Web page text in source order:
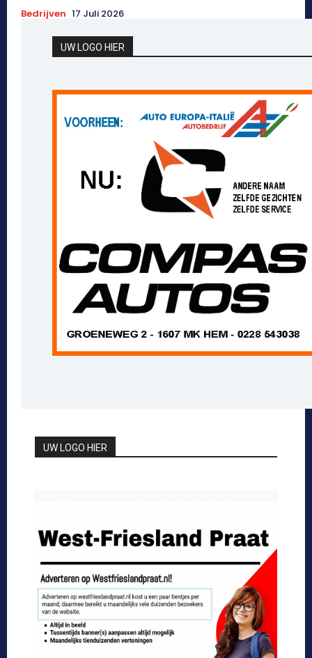
Bedrijven 17 Juli 2026
UW LOGO HIER
UW LOGO HIER